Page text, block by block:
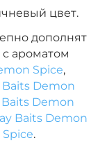
+
20 мм
Медовая Дыня
цвет.
дополнят
ароматом
Spice,
Demon
Demon
Baits Demon
.